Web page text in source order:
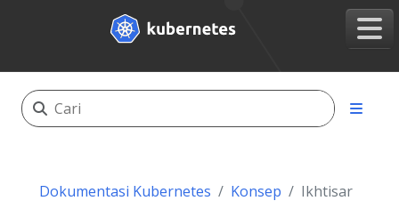
Dokumentasi Kubernetes Konsep Ikhtisar